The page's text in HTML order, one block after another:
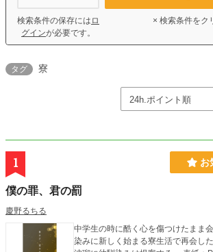
検索条件の保存には ロ
グインが必要です。
× 検索条件をク
タグ 寮
1 お
僕の罪、君の罰
慶野るちる
中学生の時に酷く心を傷つけたまま
染みに新しく始まる寮生活で再会し